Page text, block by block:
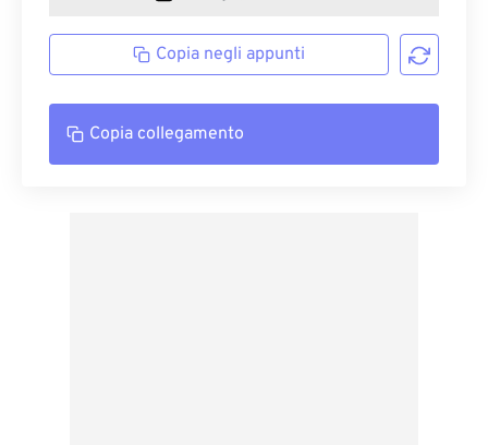
Copia negli appunti
Copia collegamento